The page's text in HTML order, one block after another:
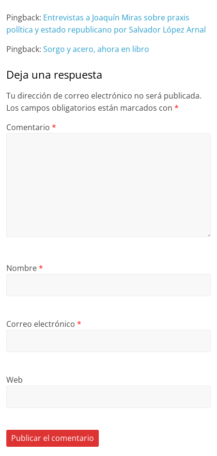
Pingback: Entrevistas a Joaquín Miras sobre praxis
política y estado republicano por Salvador López Arnal
Pingback:Sorgo y acero, ahora en libro
Deja una respuesta
Tu dirección de correo electrónico no será publicada.
Los campos obligatorios están marcados con*
Comentario*
Nombre*
Correo electrónico*
Web